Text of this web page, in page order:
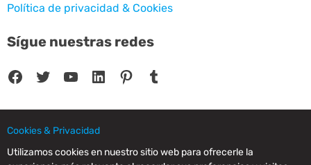
Política de privacidad & Cookies
Sígue nuestras redes
Facebook Twitter YouTube LinkedIn Pinterest Tumblr
© 2025 CPC SERVICIOS INFORMATICOS SL - C/ Nardo, 12 28250 - Torrelodones -
Madrid - Spain Commercial Registry of Madrid. Volume 19.999. Book 0. Page 182.
Cookies & Privacidad
Utilizamos cookies en nuestro sitio web para ofrecerle la